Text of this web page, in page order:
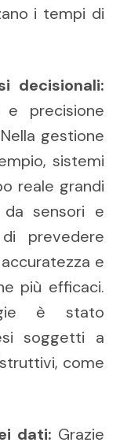
i tempi di
decisionali:
e precisione
gestione
sistemi
reale grandi
sensori e
prevedere
e
più efficaci.
è stato
soggetti a
come
dati: Grazie